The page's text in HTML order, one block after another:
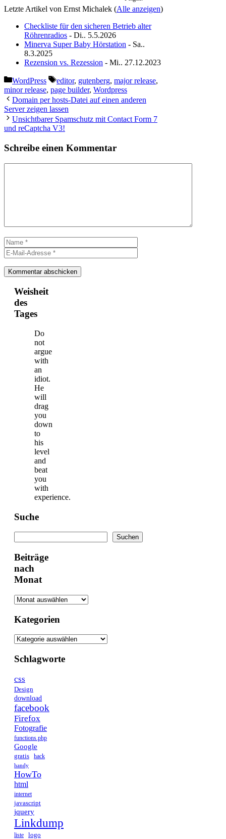
Letzte Artikel von Ernst Michalek (Alle anzeigen)
Checkliste für den sicheren Betrieb alter
Röhrenradios - Di.. 5.5.2026
Minerva Super Baby Hörstation - Sa..
8.3.2025
Rezension vs. Rezession - Mi.. 27.12.2023
Kategorien
WordPress Schlagwörter
editor, gutenberg, major release,
minor release, page builder, Wordpress
Domain per hosts-Datei auf einen anderen
Server zeigen lassen
Unsichtbarer Spamschutz mit Contact Form 7
und reCaptcha V3!
Schreibe einen Kommentar
Name
Mail-
Adresse
Weisheit
des
Tages
Do
not
argue
with
an
idiot.
He
will
drag
you
down
to
his
level
and
beat
you
with
experience.
Suche
Suchen
Beiträge
nach
Monat
Kategorien
Schlagworte
css
Design
download
facebook
Firefox
Fotografie
functions.php
Google
gratis hack
handy
HowTo
html
internet
javascript
jquery
Linkdump
liste
logo